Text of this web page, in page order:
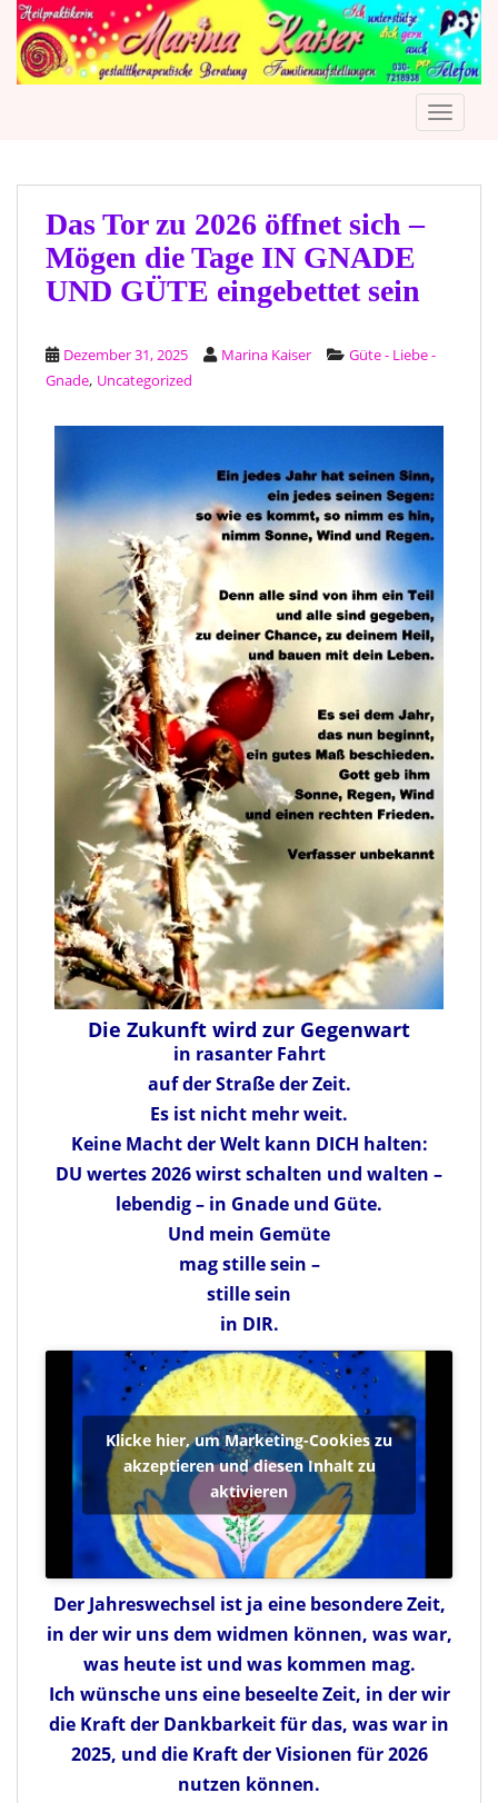
Das Tor zu 2026 öffnet sich –
Mögen die Tage IN GNADE
UND GÜTE eingebettet sein
Dezember 31, 2025 Marina Kaiser
Güte - Liebe -
Gnade, Uncategorized
Die Zukunft wird zur Gegenwart
in rasanter Fahrt
auf der Straße der Zeit.
Es ist nicht mehr weit.
Keine Macht der Welt kann DICH halten:
DU wertes 2026 wirst schalten und walten –
lebendig – in Gnade und Güte.
Und mein Gemüte
mag stille sein –
stille sein
in DIR.
Klicke hier, um Marketing-Cookies zu
akzeptieren und diesen Inhalt zu
aktivieren
Der Jahreswechsel ist ja eine besondere Zeit,
in der wir uns dem widmen können, was war,
was heute ist und was kommen mag.
Ich wünsche uns eine beseelte Zeit, in der wir
die Kraft der Dankbarkeit für das, was war in
2025, und die Kraft der Visionen für 2026
nutzen können.